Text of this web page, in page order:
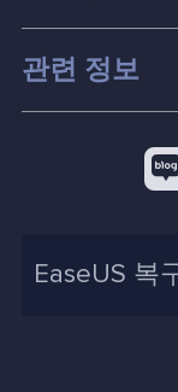
파티션
스크린
백업&복
신제품
컴퓨터
맥 데이
디스크
화면 녹
관련 정보
리셀러
제휴 문